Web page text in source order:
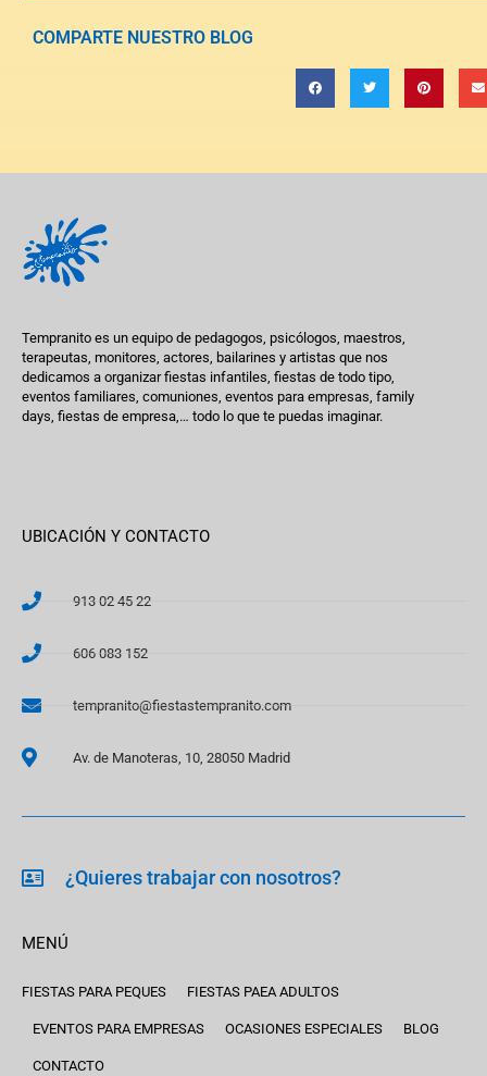
COMPARTE NUESTRO BLOG
Tempranito es un equipo de pedagogos, psicólogos, maestros,
terapeutas, monitores, actores, bailarines y artistas que nos
dedicamos a organizar fiestas infantiles, fiestas de todo tipo,
eventos familiares, comuniones, eventos para empresas, family
days, fiestas de empresa,… todo lo que te puedas imaginar.
UBICACIÓN Y CONTACTO
913 02 45 22
606 083 152
tempranito@fiestastempranito.com
Av. de Manoteras, 10, 28050 Madrid
¿Quieres trabajar con nosotros?
MENÚ
FIESTAS PARA PEQUES FIESTAS PAEA ADULTOS
EVENTOS PARA EMPRESAS OCASIONES ESPECIALES BLOG
CONTACTO